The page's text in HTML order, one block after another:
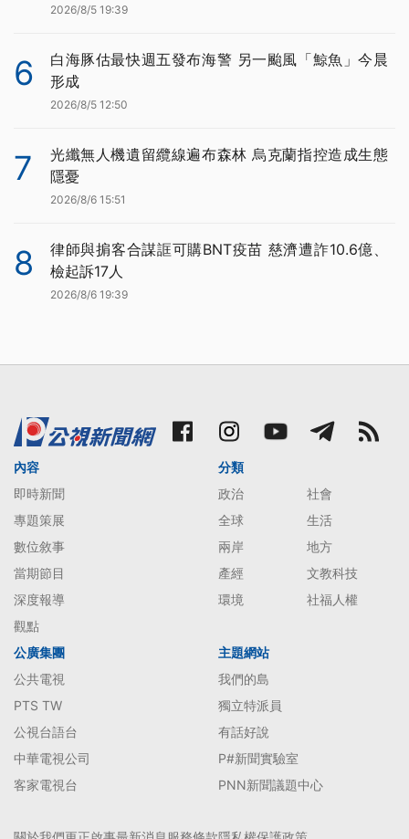
2026/8/5 19:39
6
白海豚估最快週五發布海警 另一颱風「鯨魚」今晨
形成
2026/8/5 12:50
7
光纖無人機遺留纜線遍布森林 烏克蘭指控造成生態
隱憂
2026/8/6 15:51
8
律師與掮客合謀誆可購BNT疫苗 慈濟遭詐10.6億、
檢起訴17人
2026/8/6 19:39
內容
即時新聞
專題策展
數位敘事
當期節目
深度報導
觀點
分類
政治
社會
全球
生活
兩岸
地方
產經
文教科技
環境
社福人權
公廣集團
公共電視
PTS TW
公視台語台
中華電視公司
客家電視台
主題網站
我們的島
獨立特派員
有話好說
P#新聞實驗室
PNN新聞議題中心